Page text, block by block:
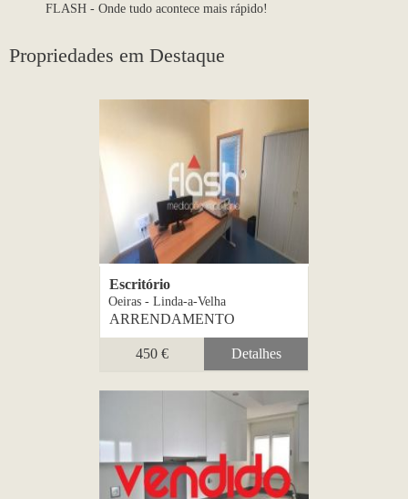
FLASH - Onde tudo acontece mais rápido!
Propriedades em Destaque
Escritório
Oeiras - Linda-a-Velha
ARRENDAMENTO
450 € Detalhes